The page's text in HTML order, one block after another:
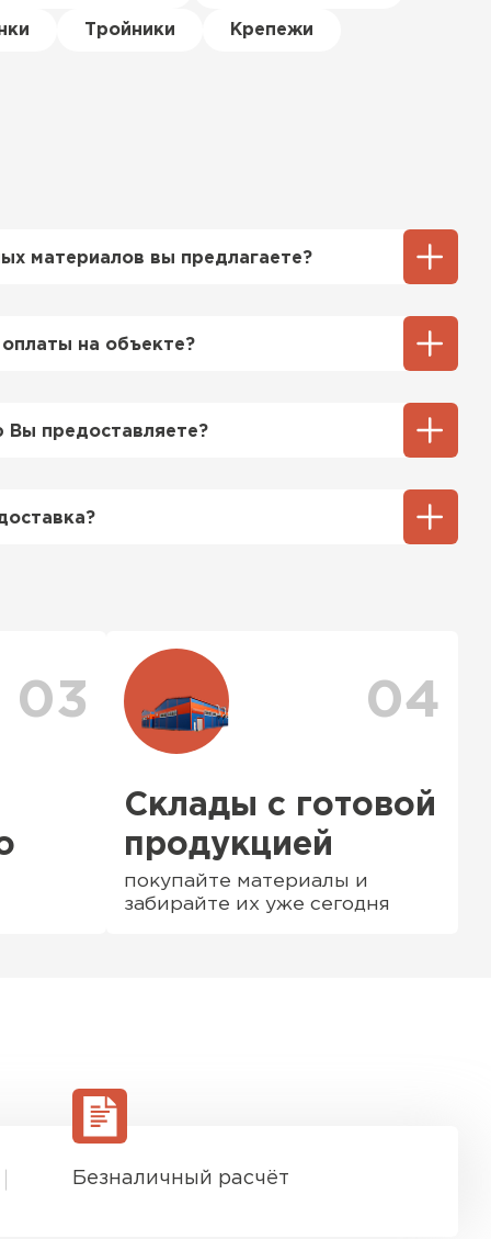
Тройники Крепежи
материалов вы предлагаете?
профнастил, ондулин, битумные
на объекте?
При этом, если доставленный
качества, Вы вправе отказаться от
предоставляете?
качества, а также товарно-
скидки.
03 04
Склады с готовой
продукцией
покупайте материалы и
забирайте их уже сегодня
Безналичный расчёт